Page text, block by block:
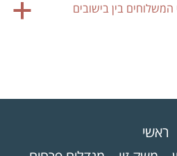
a בין בישובים
ראשי